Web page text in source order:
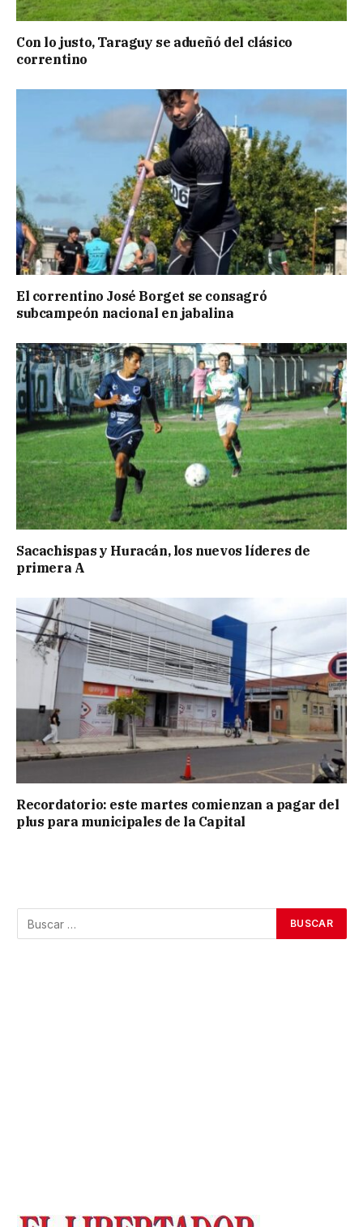
Con lo justo, Taraguy se adueñó del clásico
correntino
El correntino José Borget se consagró
subcampeón nacional en jabalina
Sacachispas y Huracán, los nuevos líderes de
primera A
Recordatorio: este martes comienzan a pagar del
plus para municipales de la Capital